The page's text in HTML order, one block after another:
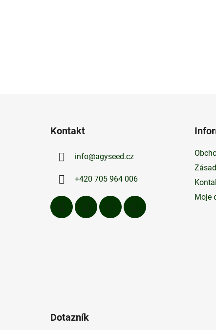
Kontakt
info@agyseed.cz
+420 705 964 006
Moje
Dotazník